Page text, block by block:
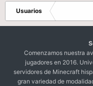
Usuarios
Comenzamos nuestra
jugadores en 2016.
servidores de Minecraft
gran variedad de